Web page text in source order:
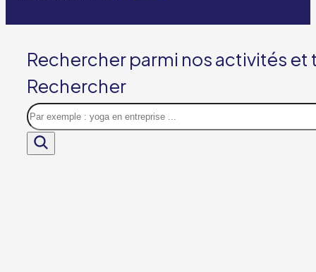
Rechercher parmi nos activités
Rechercher